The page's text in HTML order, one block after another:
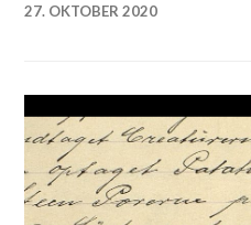
27. OKTOBER 2020